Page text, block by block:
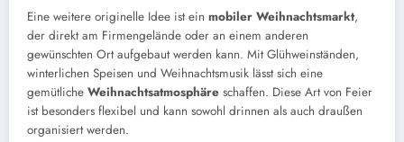
Eine weitere originelle Idee ist ein mobiler Weihnachtsmarkt,
der direkt am Firmengelände oder an einem anderen
gewünschten Ort aufgebaut werden kann. Mit Glühweinständen,
winterlichen Speisen und Weihnachtsmusik lässt sich eine
gemütliche Weihnachtsatmosphäre schaffen. Diese Art von Feier
ist besonders flexibel und kann sowohl drinnen als auch draußen
organisiert werden.